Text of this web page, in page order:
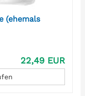
(ehemals
22,49 EUR